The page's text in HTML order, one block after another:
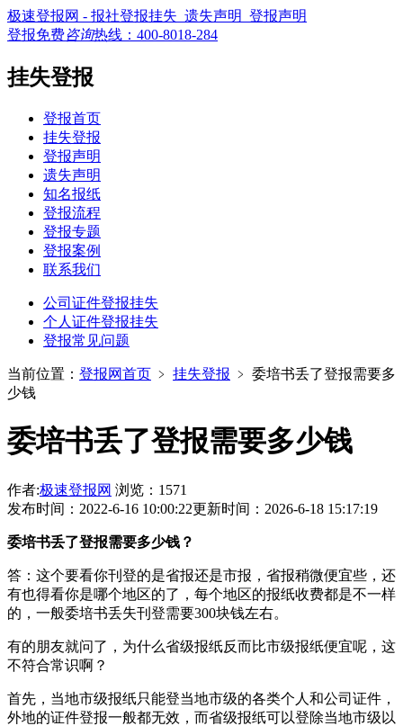
极速登报网 - 报社登报挂失_遗失声明_登报声明
登报免费咨询热线： 400-8018-284
挂失登报
登报首页
挂失登报
登报声明
遗失声明
知名报纸
登报流程
登报专题
登报案例
联系我们
公司证件登报挂失
个人证件登报挂失
登报常见问题
当前位置： 登报网首页 ﹥ 挂失登报 ﹥ 委培书丢了登报需要多
少钱
委培书丢了登报需要多少钱
作者:极速登报网 浏览：1571
发布时间：2022-6-16 10:00:22更新时间：2026-6-18 15:17:19
委培书丢了登报需要多少钱？
答：这个要看你刊登的是省报还是市报，省报稍微便宜些，还
有也得看你是哪个地区的了，每个地区的报纸收费都是不一样
的，一般委培书丢失刊登需要300块钱左右。
有的朋友就问了，为什么省级报纸反而比市级报纸便宜呢，这
不符合常识啊？
首先，当地市级报纸只能登当地市级的各类个人和公司证件，
外地的证件登报一般都无效，而省级报纸可以登除当地市级以